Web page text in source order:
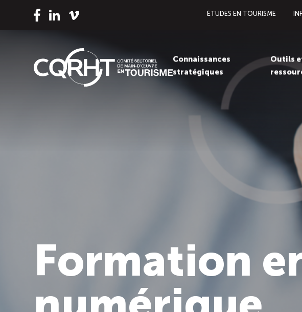
ÉTUDES EN TOURISME
Connaissances
stratégiques
Outils
Formation